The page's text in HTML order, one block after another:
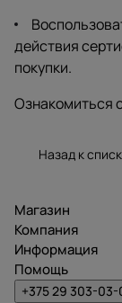
действия
покупки.
Ознакомиться с
Назад к
Магазин
Компания
Информация
Помощь
+375 29 303-03-